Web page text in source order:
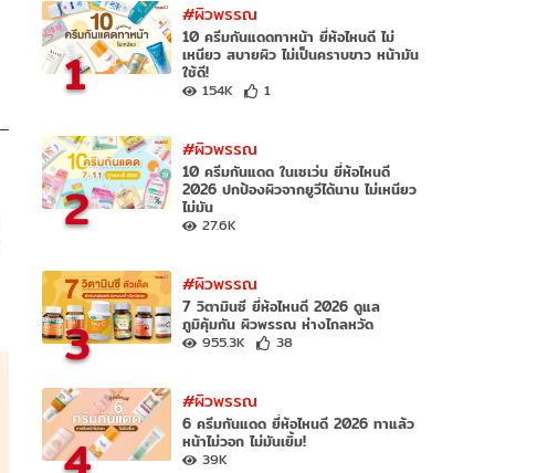
1
#ผิวพรรณ
10 ครีมกันแดดทาหน้า ยี่ห้อไหนดี ไม่
เหนียว สบายผิว ไม่เป็นคราบขาว หน้ามัน
ใช้ดี!
154K 1
2
#ผิวพรรณ
10 ครีมกันแดด ในเซเว่น ยี่ห้อไหนดี
2026 ปกป้องผิวจากยูวีได้นาน ไม่เหนียว
ไม่มัน
27.6K
3
#ผิวพรรณ
7 วิตามินซี ยี่ห้อไหนดี 2026 ดูแล
ภูมิคุ้มกัน ผิวพรรณ ห่างไกลหวัด
955.3K 38
#ผิวพรรณ
6 ครีมกันแดด ยี่ห้อไหนดี 2026 ทาแล้ว
หน้าไม่วอก ไม่มันเยิ้ม!
39K